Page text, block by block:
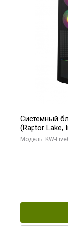
Системный
(Raptor Lake,
модуля)/ Afox
Модель: KW-